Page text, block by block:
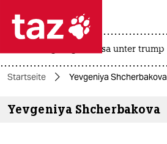
 taz zahl ich
taz zahl ich
themen
usa unter trump
Startseite Yevgeniya Shcherbakova
Yevgeniya Shcherbakova